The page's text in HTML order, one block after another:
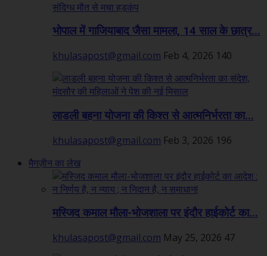
भोपाल में गाजियाबाद जैसा मामला, 14 साल के छात्र...
khulasapost@gmail.com Feb 4, 2026 140
लाडली बहना योजना की किश्त से आत्मनिर्भरता का...
khulasapost@gmail.com Feb 3, 2026 196
मैगज़ीन का लेख
मस्जिद कमाल मौला-भोजशाला पर इंदौर हाईकोर्ट का...
khulasapost@gmail.com May 25, 2026 47